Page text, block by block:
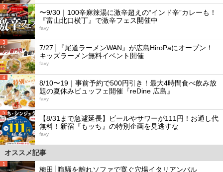
2
〜9/30｜100辛麻辣湯に激辛超えの“インド辛”カレーも！
『富山北口横丁』で激辛フェス開催中
favy
3
7/27│『尾道ラーメンWAN』が広島HiroPaにオープン！
キッズラーメン無料イベント開催
favy
4
8/10〜19｜事前予約で500円引き！最大4時間食べ飲み放
題の夏休みビュッフェ開催『reDine 広島』
favy
5
【8/31まで急遽延長】ビールやサワーが111円！お通し代
無料！新宿『もッち』の特別企画を見逃すな
favy
オススメ記事
1
梅田│喧騒を離れソファで寛ぐ穴場イタリアンバル